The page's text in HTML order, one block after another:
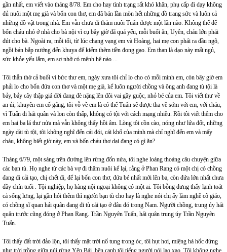
gần nhất, em viết vào tháng 8/78. Em cho hay tình trạng rất khó khăn, phụ cấp đi dạy không
đủ nuôi một mẹ già và bốn con thơ, em đã bán lần mòn hết những đồ trang sức và luôn cả
những đồ vật trong nhà. Em vẫn chưa đi thăm nuôi Tuấn được một lần nào. Không thể để
bốn cháu nhỏ ở nhà cho bà nội vì cụ bây giờ đã quá yếu, mỗi buổi ăn, Uyên, cháu lớn phải
đút cho bà. Ngoài ra, mỗi tối, từ lúc chạng vạng em và Hoàng, hai mẹ con phải ra đầu ngõ,
ngồi bán bắp nướng đến khuya để kiếm thêm tiền đong gạo. Em than là dạo này mất ngủ,
sức khỏe yếu lắm, em sợ nhỡ có mệnh hệ nào ...
Tôi thẫn thờ cả buổi vì bức thư em, ngày xưa tôi chỉ lo cho có mỗi mình em, còn bây giờ em
phải lo cho bốn đứa con thơ và một mẹ già, kể luôn người chồng và ông anh đang tù tội là
bảy, bảy cây thập giá đời đang đè nặng lên đôi vai gầy guộc, nhỏ bé của em. Tôi viết thư về
an ủi, khuyên em cố gắng, tôi vỗ về em là có thể Tuấn sẽ được tha về sớm với em, với cháu,
vì Tuấn đi hải quân và lon còn thấp, không có tội với cách mạng nhiều. Rồi tôi viết thêm cho
em hai ba lá thư nửa mà vẫn không thấy hồi âm. Lòng tôi cồn cào, nóng như lửa đốt, những
ngày dài tù tội, tôi không nghĩ đến cái đói, cái khổ của mình mà chỉ nghĩ đến em và mấy
cháu, không biết giờ này, em và bốn cháu thơ dại đang có gì ăn?
Tháng 6/79, một sáng trên đường lên rừng đốn nứa, tôi nghe loáng thoáng câu chuyện giữa
các bạn tù. Họ nghe từ các bà vợ đi thăm nuôi kể lại, rằng ở Phan Rang có một chị có chồng
đang đi cải tạo, chị chết đi, để lại bốn con thơ, đứa bé nhất mới lên ba, còn đứa lớn nhất chưa
đầy chín tuổi . Tội nghiệp, họ hàng nội ngoại không có một ai. Tôi bỗng dưng thấy lạnh toát
cả sống lưng, lại gần hỏi thêm thì người bạn tù cho hay là nghe nói chị ấy làm nghề cô giáo,
có chồng sĩ quan hải quân đang đi tù cải tạo ở đâu đó trong Nam. Người chồng, trung úy hải
quân trước cũng đóng ở Phan Rang. Trần Nguyên Tuấn, hải quân trung úy Trần Nguyên
Tuấn.
Tôi thấy đất trời đảo lộn, tôi thấy mặt trời nổ tung trong óc, tôi hụt hơi, miệng há hốc đứng
như trời trồng giữa núi rừng Yên Bái, bên cạnh tôi tiếng người nói lao xao. Tôi không nghe